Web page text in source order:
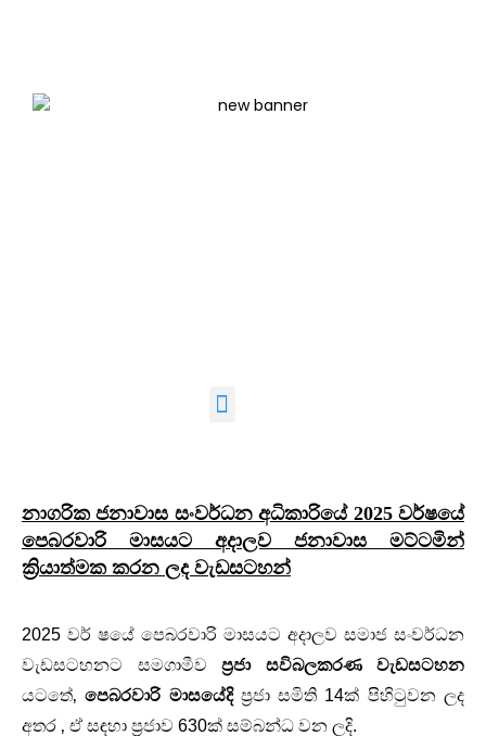
නාගරික ජනාවාස සංවර්ධන අධිකාරියේ 2025 වර්ෂයේ
පෙබරවාරි මාසයට අදාලව ජනාවාස මට්ටමින්
ක්‍රියාත්මක කරන ලද වැඩසටහන්
2025 වර් ෂයේ පෙබරවාරි මාසයට අදාලව සමාජ සංවර්ධන
වැඩසටහනට සමගාමීව ප්‍රජා සවිබලකරණ වැඩසටහන
යටතේ‚පෙබරවාරි මාසයේදි ප්‍රජා සමිති 14ක් පිහිටුවන ලද
අතර ‚ ඒ සඳහා ප්‍රජාව 630ක් සම්බන්ධ වන ලදි.